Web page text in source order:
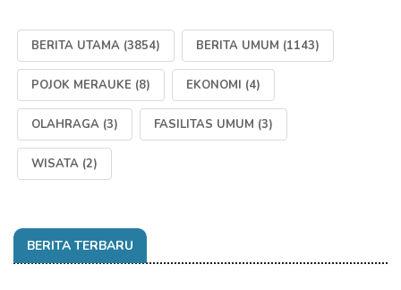
BERITA UTAMA (3854) BERITA UMUM (1143)
POJOK MERAUKE (8) EKONOMI (4)
OLAHRAGA (3) FASILITAS UMUM (3)
WISATA (2)
BERITA TERBARU